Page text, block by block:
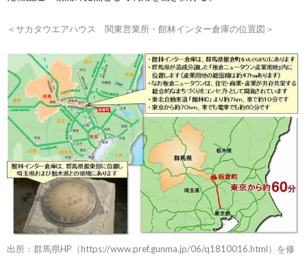
＜サカタウエアハウス 関東営業所・館林インター倉庫の位置図＞
出所：群馬県HP（https://www.pref.gunma.jp/06/q1810016.html）を修